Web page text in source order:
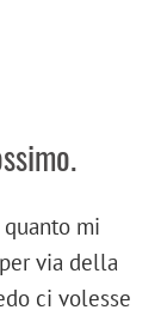
mi
via della
ci volesse